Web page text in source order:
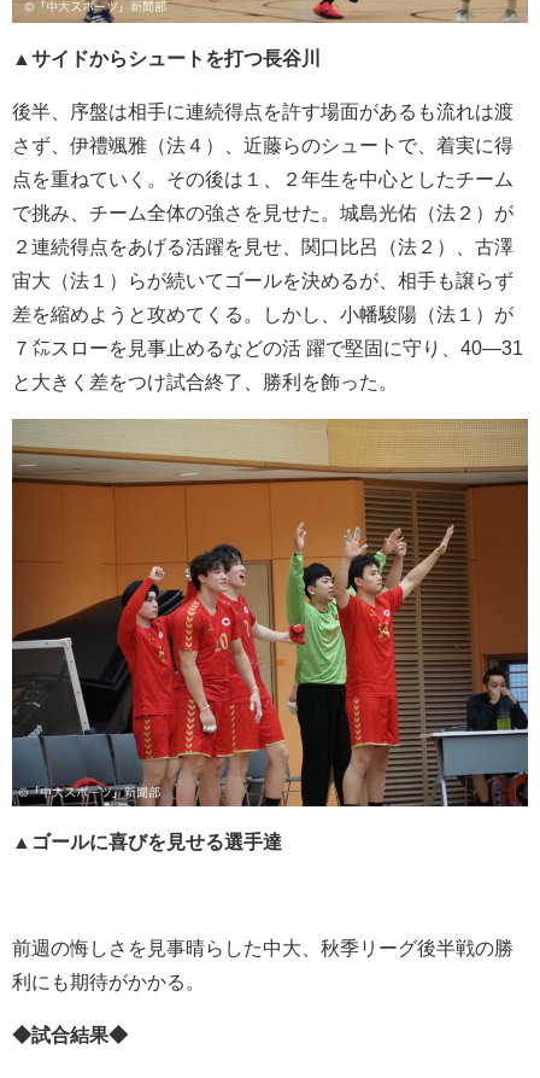
▲サイドからシュートを打つ長谷川
後半、序盤は相手に連続得点を許す場面があるも流れは渡
さず、伊禮颯雅（法４）、近藤らのシュートで、着実に得
点を重ねていく。その後は１、２年生を中心としたチーム
で挑み、チーム全体の強さを見せた。城島光佑（法２）が
２連続得点をあげる活躍を見せ、関口比呂（法２）、古澤
宙大（法１）らが続いてゴールを決めるが、相手も譲らず
差を縮めようと攻めてくる。しかし、小幡駿陽（法１）が
７㍍スローを見事止めるなどの活 躍で堅固に守り、40―31
と大きく差をつけ試合終了、勝利を飾った。
▲ゴールに喜びを見せる選手達
前週の悔しさを見事晴らした中大、秋季リーグ後半戦の勝
利にも期待がかかる。
◆試合結果◆